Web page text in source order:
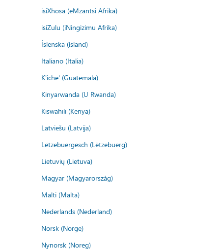
isiXhosa (eMzantsi Afrika)
isiZulu (iNingizimu Afrika)
Íslenska (ísland)
Italiano (Italia)
K'iche' (Guatemala)
Kinyarwanda (U Rwanda)
Kiswahili (Kenya)
Latviešu (Latvija)
Lëtzebuergesch (Lëtzebuerg)
Lietuvių (Lietuva)
Magyar (Magyarország)
Malti (Malta)
Nederlands (Nederland)
Norsk (Norge)
Nynorsk (Noreg)